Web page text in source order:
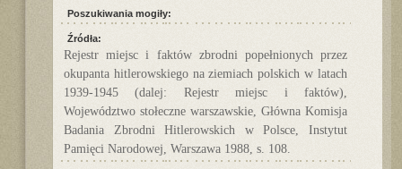
Poszukiwania mogiły:
Źródła:
Rejestr miejsc i faktów zbrodni popełnionych przez
okupanta hitlerowskiego na ziemiach polskich w latach
1939-1945 (dalej: Rejestr miejsc i faktów),
Województwo stołeczne warszawskie, Główna Komisja
Badania Zbrodni Hitlerowskich w Polsce, Instytut
Pamięci Narodowej, Warszawa 1988, s. 108.